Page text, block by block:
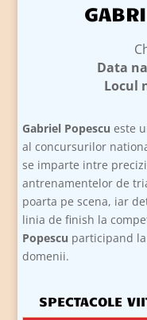
Data
Locul
Gabriel Popescu este
al concursurilor
se imparte intre
antrenamentelor de
poarta pe scena, iar
linia de finish la
Popescu participand
domenii.
SPECTACOLE